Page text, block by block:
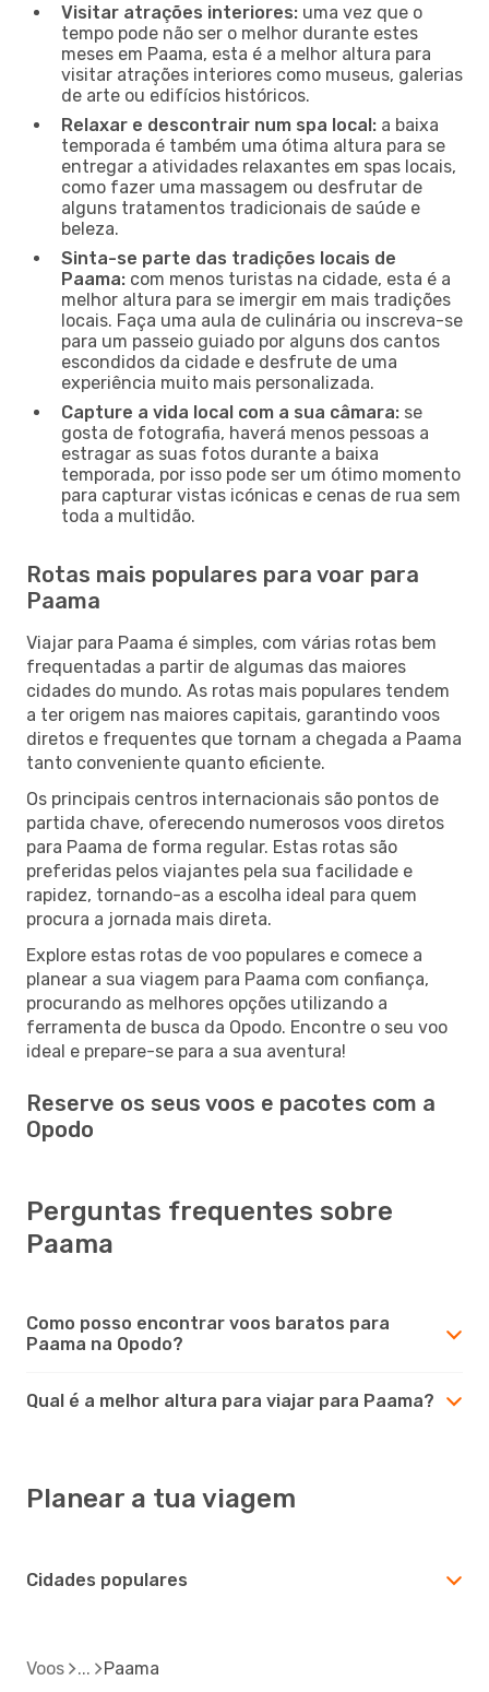
Visitar atrações interiores: uma vez que o
tempo pode não ser o melhor durante estes
meses em Paama, esta é a melhor altura para
visitar atrações interiores como museus, galerias
de arte ou edifícios históricos.
Relaxar e descontrair num spa local: a baixa
temporada é também uma ótima altura para se
entregar a atividades relaxantes em spas locais,
como fazer uma massagem ou desfrutar de
alguns tratamentos tradicionais de saúde e
beleza.
Sinta-se parte das tradições locais de
Paama: com menos turistas na cidade, esta é a
melhor altura para se imergir em mais tradições
locais. Faça uma aula de culinária ou inscreva-se
para um passeio guiado por alguns dos cantos
escondidos da cidade e desfrute de uma
experiência muito mais personalizada.
Capture a vida local com a sua câmara: se
gosta de fotografia, haverá menos pessoas a
estragar as suas fotos durante a baixa
temporada, por isso pode ser um ótimo momento
para capturar vistas icónicas e cenas de rua sem
toda a multidão.
Rotas mais populares para voar para
Paama
Viajar para Paama é simples, com várias rotas bem
frequentadas a partir de algumas das maiores
cidades do mundo. As rotas mais populares tendem
a ter origem nas maiores capitais, garantindo voos
diretos e frequentes que tornam a chegada a Paama
tanto conveniente quanto eficiente.
Os principais centros internacionais são pontos de
partida chave, oferecendo numerosos voos diretos
para Paama de forma regular. Estas rotas são
preferidas pelos viajantes pela sua facilidade e
rapidez, tornando-as a escolha ideal para quem
procura a jornada mais direta.
Explore estas rotas de voo populares e comece a
planear a sua viagem para Paama com confiança,
procurando as melhores opções utilizando a
ferramenta de busca da Opodo. Encontre o seu voo
ideal e prepare-se para a sua aventura!
Reserve os seus voos e pacotes com a
Opodo
Perguntas frequentes sobre
Paama
Como posso encontrar voos baratos para
Paama na Opodo?
Qual é a melhor altura para viajar para Paama?
Planear a tua viagem
Cidades populares
Voos Paama